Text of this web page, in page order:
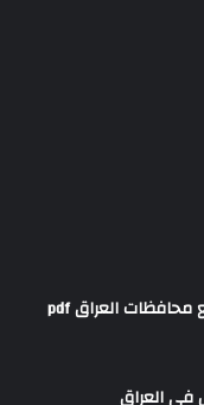
نتائج السادس ابتدائي الدور الاول 2023 لجميع محافظات العراق pdf